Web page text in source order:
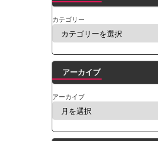
カテゴリー
アーカイブ
アーカイブ